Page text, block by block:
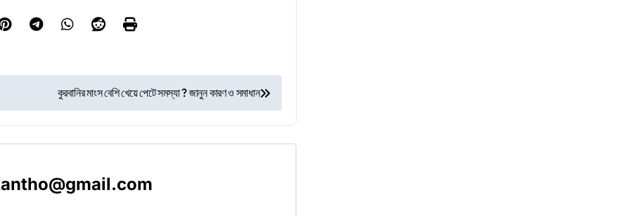
কুরবানির মাংস বেশি খেয়ে পেটে সমস্যা ? জানুন কারণ ও সমাধান